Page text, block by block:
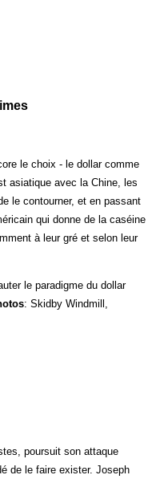
le choix - le dollar comme
asiatique avec la Chine, les
le contourner, et en passant
qui donne de la caséine
à leur gré et selon leur
le paradigme du dollar
: Skidby Windmill,
poursuit son attaque
de le faire exister. Joseph